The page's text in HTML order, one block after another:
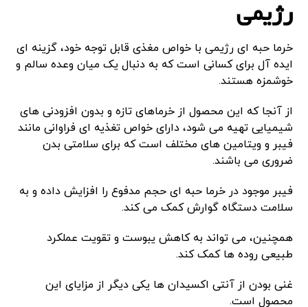
رژیمی
خرما حبه ای رژیمی با خواص مغذی قابل توجه خود، گزینه ای
ایده آل برای کسانی است که به دنبال یک میان وعده سالم و
خوشمزه هستند.
از آنجا که این محصول از خرماهای تازه و بدون افزودنی های
شیمیایی تهیه می شود، دارای خواص تغذیه ای فراوانی مانند
فیبر و ویتامین های مختلف است که برای سلامتی بدن
ضروری می باشند.
فیبر موجود در خرما حبه ای حجم مدفوع را افزایش داده و به
سلامت دستگاه گوارش کمک می کند.
همچنین، می تواند به کاهش یبوست و تقویت عملکرد
طبیعی روده ها کمک کند.
غنی بودن از آنتی اکسیدان ها یکی دیگر از مزایای این
محصول است.